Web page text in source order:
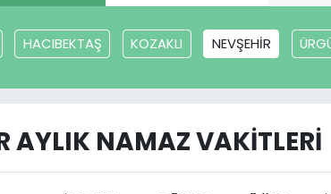
HACIBEKTAŞ KOZAKLI NEVŞEHİR
AYLIK NAMAZ VAKITLERI